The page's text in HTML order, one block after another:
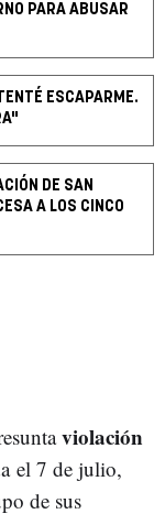
PARA ABUSAR
ESCAPARME.
DE SAN
A LOS CINCO
violación
el 7 de julio,
de sus